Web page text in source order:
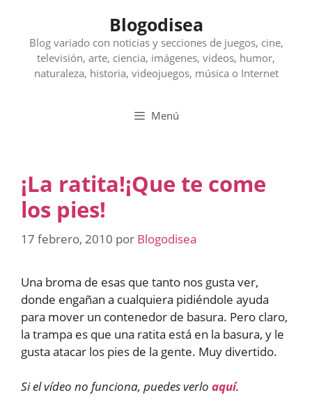
contenido
Blogodisea
Blog variado con noticias y secciones de juegos, cine,
televisión, arte, ciencia, imágenes, videos, humor,
naturaleza, historia, videojuegos, música o Internet
Menú
¡La ratita!¡Que te come
los pies!
17 febrero, 2010 por Blogodisea
Una broma de esas que tanto nos gusta ver,
donde engañan a cualquiera pidiéndole ayuda
para mover un contenedor de basura. Pero claro,
la trampa es que una ratita está en la basura, y le
gusta atacar los pies de la gente. Muy divertido.
Si el vídeo no funciona, puedes verlo aquí.